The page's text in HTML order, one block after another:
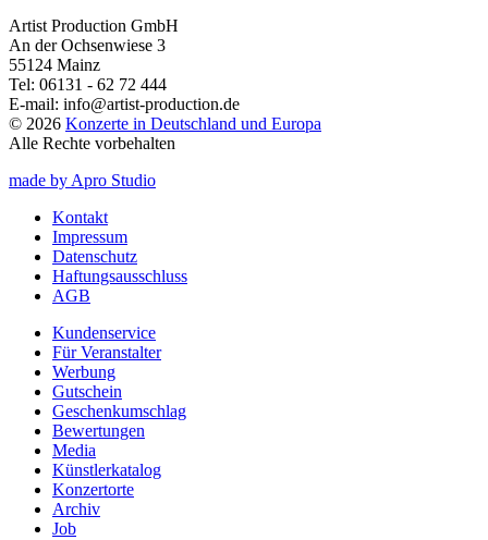
Artist Production GmbH
An der Ochsenwiese 3
55124 Mainz
Tel: 06131 - 62 72 444
E-mail: info@artist-production.de
© 2026 Konzerte in Deutschland und Europa
Alle Rechte vorbehalten
made by Apro Studio
Kontakt
Impressum
Datenschutz
Haftungsausschluss
AGB
Kundenservice
Für Veranstalter
Werbung
Gutschein
Geschenkumschlag
Bewertungen
Media
Künstlerkatalog
Konzertorte
Archiv
Job